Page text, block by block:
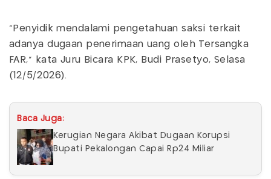
"Penyidik mendalami pengetahuan saksi terkait
adanya dugaan penerimaan uang oleh Tersangka
FAR," kata Juru Bicara KPK, Budi Prasetyo, Selasa
(12/5/2026).
Baca Juga:
Kerugian Negara Akibat Dugaan Korupsi
Bupati Pekalongan Capai Rp24 Miliar